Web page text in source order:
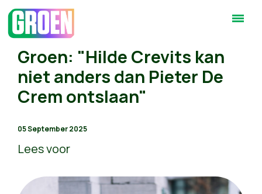
Groen: "Hilde Crevits kan
niet anders dan Pieter De
Crem ontslaan"
05 September 2025
Lees voor